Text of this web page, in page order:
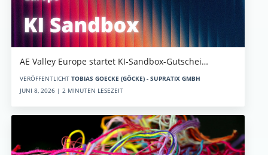
AE Valley Europe startet KI-Sandbox-Gutschei…
VERÖFFENTLICHT TOBIAS GOECKE (GÖCKE) - SUPRATIX GMBH
JUNI 8, 2026 | 2 MINUTEN LESEZEIT